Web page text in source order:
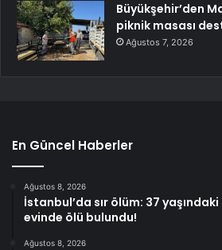
Büyükşehir’den
piknik masası
Ağustos 7, 2026
En Güncel Haberler
Ağustos 8, 2026
İstanbul’da sır ölüm: 37 yaşındaki
evinde ölü bulundu!
Ağustos 8, 2026